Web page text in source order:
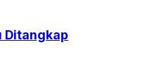
Ditangkap